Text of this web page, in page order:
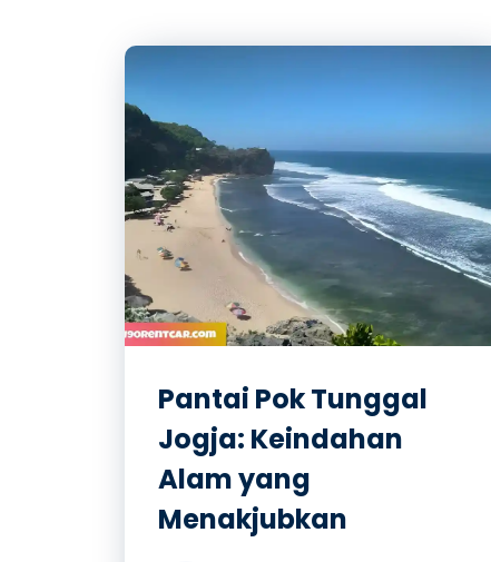
Pantai Pok Tunggal
Jogja: Keindahan
Alam yang
Menakjubkan